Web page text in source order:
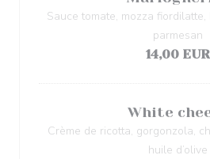
Sauce tomate, mozza fiordilatte,
parmesan
14,00 EUR
White
Crème de ricotta, gorgonzola,
huile d’olive